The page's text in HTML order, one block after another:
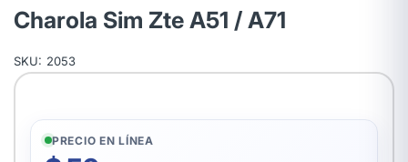
Charola Sim Zte A51 / A71
SKU: 2053
PRECIO EN LÍNEA